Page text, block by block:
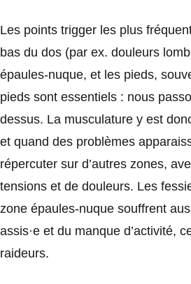
Les points trigger les plus
bas du dos (par ex. douleurs
épaules-nuque, et les pieds,
pieds sont essentiels : nous
dessus. La musculature y est
et quand des problèmes
répercuter sur d’autres zones,
tensions et de douleurs. Les
zone épaules-nuque souffrent
assis·e et du manque d’activité,
raideurs.